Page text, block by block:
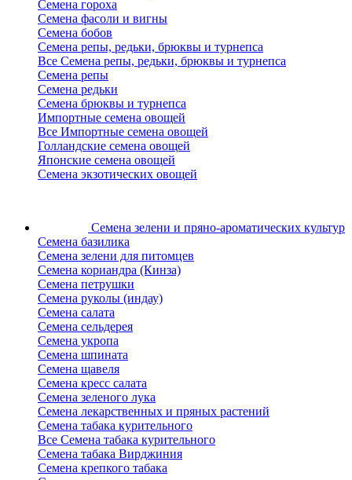
Семена гороха
Семена фасоли и вигны
Семена бобов
Семена репы, редьки, брюквы и турнепса
Все Семена репы, редьки, брюквы и турнепса
Семена репы
Семена редьки
Семена брюквы и турнепса
Импортные семена овощей
Все Импортные семена овощей
Голландские семена овощей
Японские семена овощей
Семена экзотических овощей
Семена зелени и пряно-ароматических культур
Семена базилика
Семена зелени для питомцев
Семена кориандра (Кинза)
Семена петрушки
Семена руколы (индау)
Семена салата
Семена сельдерея
Семена укропа
Семена шпината
Семена щавеля
Семена кресс салата
Семена зеленого лука
Семена лекарственных и пряных растений
Семена табака курительного
Все Семена табака курительного
Семена табака Вирджиния
Семена крепкого табака